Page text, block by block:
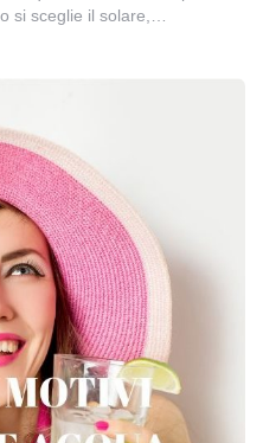
si sceglie il solare,…